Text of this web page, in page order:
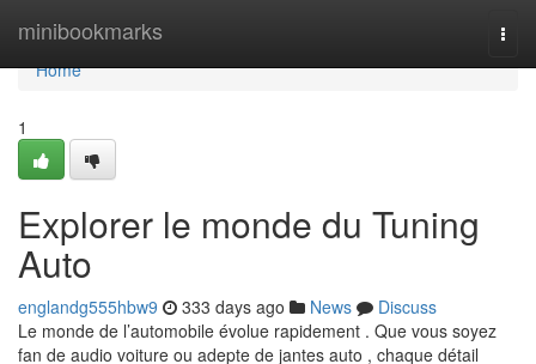
minibookmarks
Home
Home
1
Explorer le monde du Tuning
Auto
englandg555hbw9 333 days ago News
Discuss
Le monde de l’automobile évolue rapidement . Que vous soyez
fan de audio voiture ou adepte de jantes auto , chaque détail